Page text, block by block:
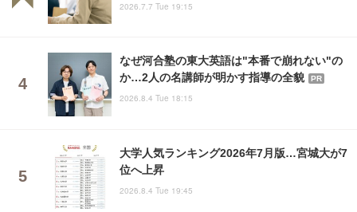
2026.7.7 Tue 19:15
なぜ河合塾の東大英語は"本番で崩れない"の
か…2人の名講師が明かす指導の全貌
PR
2026.8.4 Tue 18:15
大学人気ランキング2026年7月版…宮城大が7
位へ上昇
2026.8.4 Tue 19:45